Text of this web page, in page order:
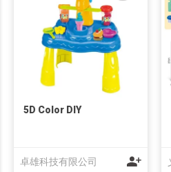
5D Color DIY
卓雄科技有限公司